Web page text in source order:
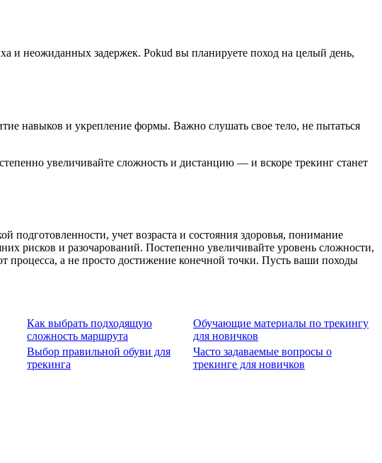
и неожиданных задержек. Pokud вы планируете поход на целый день,
навыков и укрепление формы. Важно слушать свое тело, не пытаться
увеличивайте сложность и дистанцию — и вскоре трекинг станет
учет возраста и состояния здоровья, понимание
рисков и разочарований. Постепенно увеличивайте уровень сложности,
процесса, а не просто достижение конечной точки. Пусть ваши походы
Как выбрать подходящую
сложность маршрута
Обучающие материалы по трекингу
для новичков
Выбор правильной обуви для
трекинга
Часто задаваемые вопросы о
трекинге для новичков